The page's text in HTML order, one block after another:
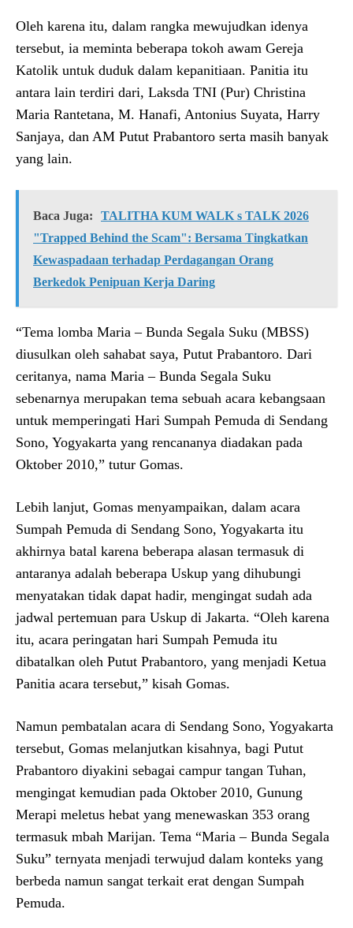
Oleh karena itu, dalam rangka mewujudkan idenya
tersebut, ia meminta beberapa tokoh awam Gereja
Katolik untuk duduk dalam kepanitiaan. Panitia itu
antara lain terdiri dari, Laksda TNI (Pur) Christina
Maria Rantetana, M. Hanafi, Antonius Suyata, Harry
Sanjaya, dan AM Putut Prabantoro serta masih banyak
yang lain.
Baca Juga:
TALITHA KUM WALK s TALK 2026
"Trapped Behind the Scam": Bersama Tingkatkan
Kewaspadaan terhadap Perdagangan Orang
Berkedok Penipuan Kerja Daring
“Tema lomba Maria – Bunda Segala Suku (MBSS)
diusulkan oleh sahabat saya, Putut Prabantoro. Dari
ceritanya, nama Maria – Bunda Segala Suku
sebenarnya merupakan tema sebuah acara kebangsaan
untuk memperingati Hari Sumpah Pemuda di Sendang
Sono, Yogyakarta yang rencananya diadakan pada
Oktober 2010,” tutur Gomas.
Lebih lanjut, Gomas menyampaikan, dalam acara
Sumpah Pemuda di Sendang Sono, Yogyakarta itu
akhirnya batal karena beberapa alasan termasuk di
antaranya adalah beberapa Uskup yang dihubungi
menyatakan tidak dapat hadir, mengingat sudah ada
jadwal pertemuan para Uskup di Jakarta. “Oleh karena
itu, acara peringatan hari Sumpah Pemuda itu
dibatalkan oleh Putut Prabantoro, yang menjadi Ketua
Panitia acara tersebut,” kisah Gomas.
Namun pembatalan acara di Sendang Sono, Yogyakarta
tersebut, Gomas melanjutkan kisahnya, bagi Putut
Prabantoro diyakini sebagai campur tangan Tuhan,
mengingat kemudian pada Oktober 2010, Gunung
Merapi meletus hebat yang menewaskan 353 orang
termasuk mbah Marijan. Tema “Maria – Bunda Segala
Suku” ternyata menjadi terwujud dalam konteks yang
berbeda namun sangat terkait erat dengan Sumpah
Pemuda.